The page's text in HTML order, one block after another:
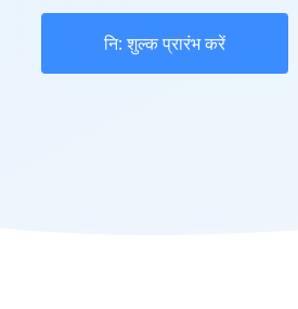
नि: शुल्क प्रारंभ करें